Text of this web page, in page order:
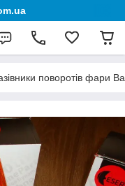
поворотів фари